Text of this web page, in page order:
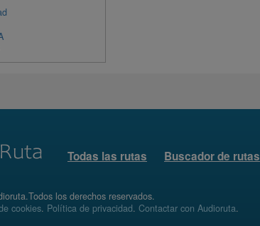
Todas las rutas Buscador de rutas
los derechos reservados.
cookies. Política de privacidad. Contactar con Audioruta.